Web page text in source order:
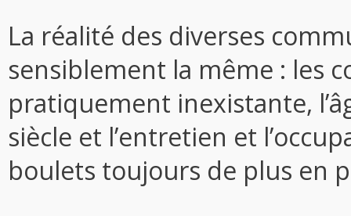
La réalité des diverses
sensiblement la même : les
pratiquement inexistante,
siècle et l’entretien et
boulets toujours de plus en